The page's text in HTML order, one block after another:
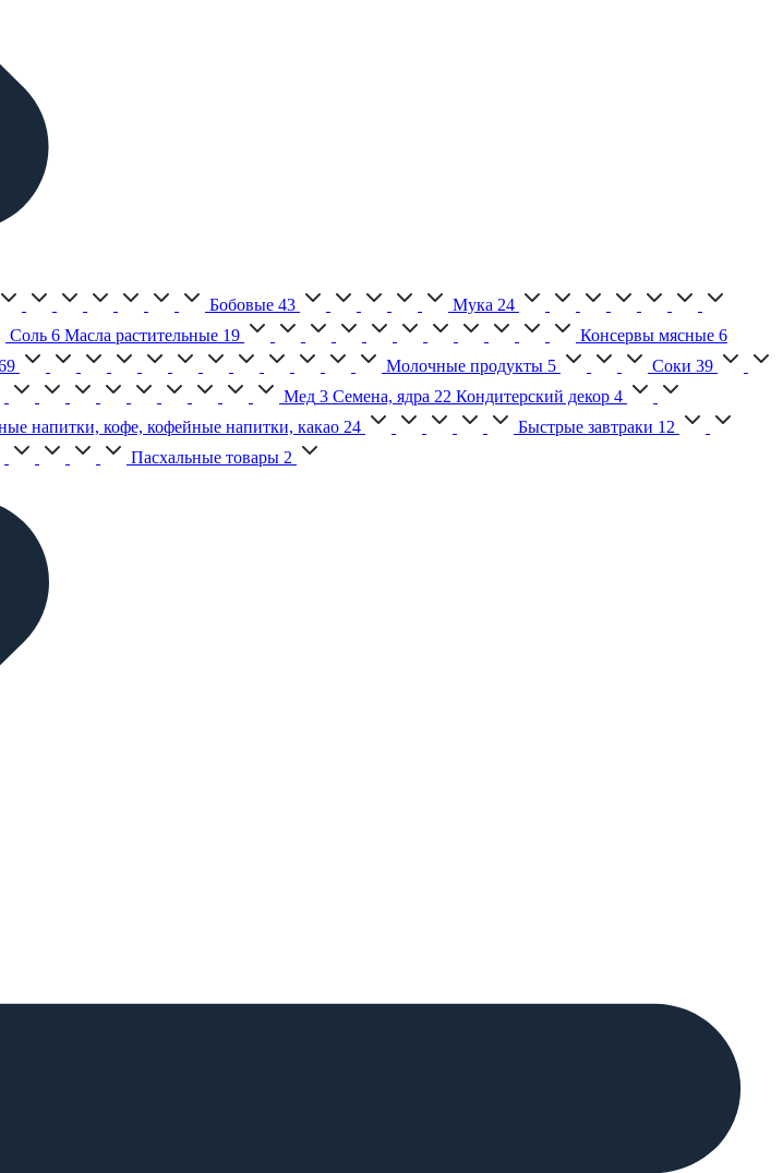
Бобовые 43 Мука 24
Соль 6 Масла растительные 19 Консервы мясные 6
Молочные продукты 5 Соки 39
Мед 3 Семена, ядра 22 Кондитерский декор 4
напитки, кофе, кофейные напитки, какао 24 Быстрые завтраки 12
Пасхальные товары 2